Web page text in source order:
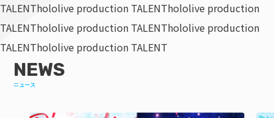
TALENThololive production TALENThololive production
TALENThololive production TALENThololive production
TALENThololive production TALENT
NEWS
ニュース